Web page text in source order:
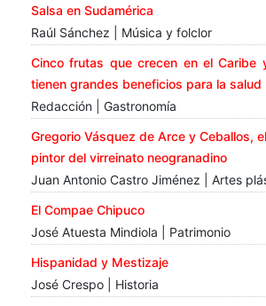
Salsa en Sudamérica
Raúl Sánchez | Música y folclor
Cinco frutas que crecen en el Caribe
tienen grandes beneficios para la salud
Redacción | Gastronomía
Gregorio Vásquez de Arce y Ceballos,
pintor del virreinato neogranadino
Juan Antonio Castro Jiménez | Artes
El Compae Chipuco
José Atuesta Mindiola | Patrimonio
Hispanidad y Mestizaje
José Crespo | Historia